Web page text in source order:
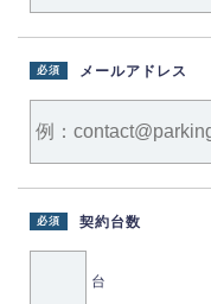
メールアドレス
必須
契約台数
必須
台